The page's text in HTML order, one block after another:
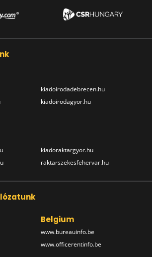
kiadoirodadebrecen.hu
kiadoirodagyor.hu
kiadoraktargyor.hu
raktarszekesfehervar.hu
Belgium
www.bureauinfo.be
www.officerentinfo.be